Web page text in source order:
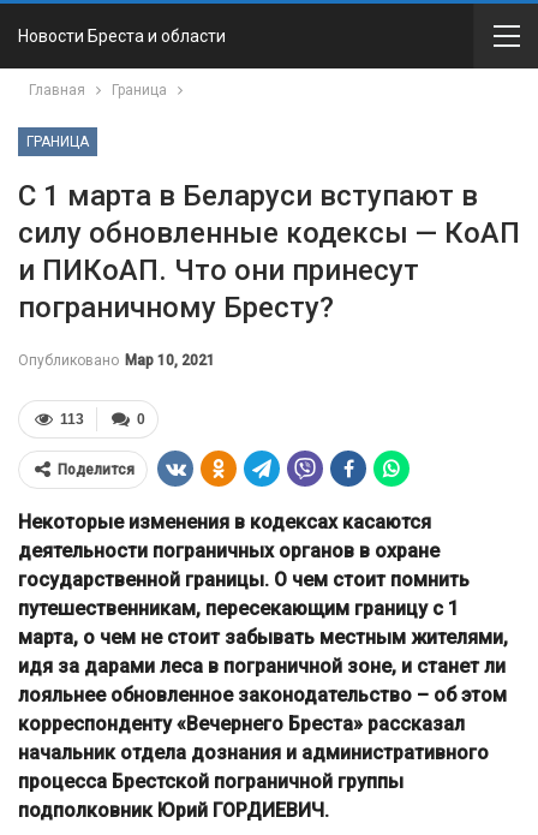
Новости Бреста и области
Главная Граница
ГРАНИЦА
С 1 марта в Беларуси вступают в
силу обновленные кодексы — КоАП
и ПИКоАП. Что они принесут
пограничному Бресту?
Опубликовано Мар 10, 2021
0
113
Поделится
Некоторые изменения в кодексах касаются
деятельности пограничных органов в охране
государственной границы. О чем стоит помнить
путешественникам, пересекающим границу с 1
марта, о чем не стоит забывать местным жителями,
идя за дарами леса в пограничной зоне, и станет ли
лояльнее обновленное законодательство – об этом
корреспонденту «Вечернего Бреста» рассказал
начальник отдела дознания и административного
процесса Брестской пограничной группы
подполковник Юрий ГОРДИЕВИЧ.